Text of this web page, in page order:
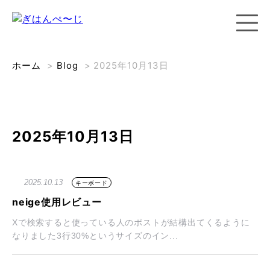
ホーム > Blog > 2025年10月13日
2025年10月13日
2025.10.13 キーボード
neige使用レビュー
Xで検索すると使っている人のポストが結構出てくるように
なりました3行30%というサイズのイン...